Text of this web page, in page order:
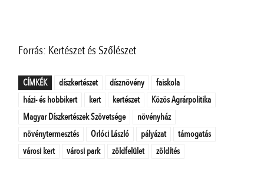
Forrás: Kertészet és Szőlészet
CÍMKÉK díszkertészet dísznövény
faiskola
házi- és hobbikert
kert kertészet
Közös Agrárpolitika
Magyar Díszkertészek Szövetsége
növényház
növénytermesztés
Orlóci László pályázat
támogatás
városi kert
városi park zöldfelület zöldítés